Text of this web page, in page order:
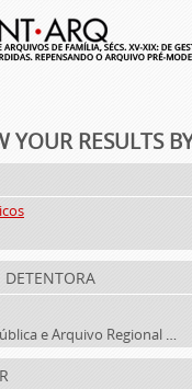
YOUR RESULTS
detentora
Biblioteca Pública e Arquivo Regional de Ponta Delgada